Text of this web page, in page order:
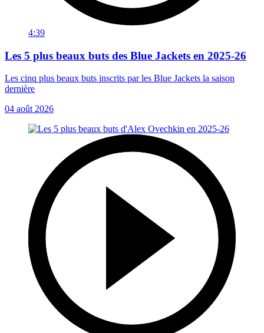
4:39
Les 5 plus beaux buts des Blue Jackets en 2025-26
Les cinq plus beaux buts inscrits par les Blue Jackets la saison
dernière
04 août 2026